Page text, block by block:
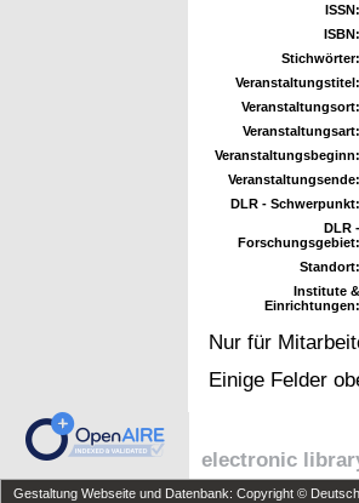
ISSN:
ISBN:
Stichwörter:
Veranstaltungstitel:
Veranstaltungsort:
Veranstaltungsart:
Veranstaltungsbeginn:
Veranstaltungsende:
DLR - Schwerpunkt:
DLR -
Forschungsgebiet:
Standort:
Institute &
Einrichtungen:
Nur für
Einige Felder
electronic
Gestaltung Webseite und Datenbank: Copyright ©